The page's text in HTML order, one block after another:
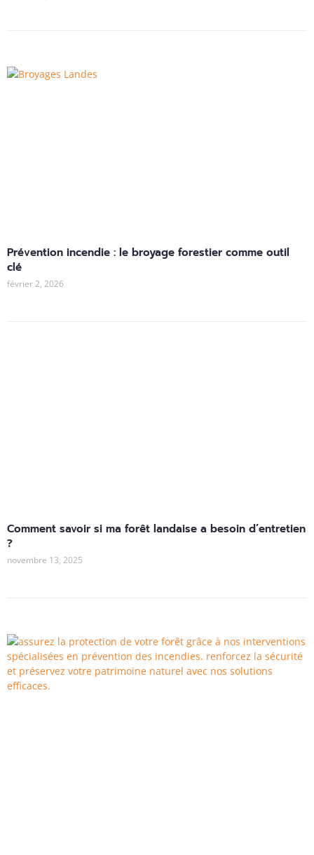
Prévention incendie : le broyage forestier comme outil
clé
février 2, 2026
Comment savoir si ma forêt landaise a besoin d’entretien
?
novembre 13, 2025